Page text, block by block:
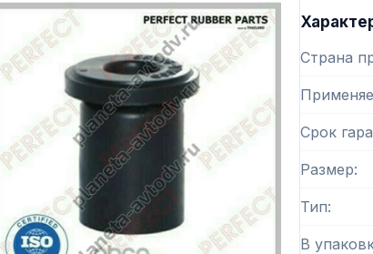
Страна
Срок
Размер
Тип
В